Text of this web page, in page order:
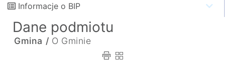
Informacje o BIP
Dane podmiotu
Gmina / O Gminie